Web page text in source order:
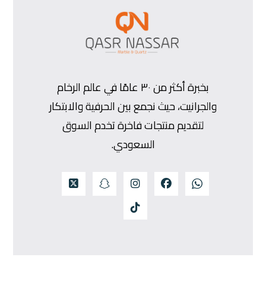
بخبرة أكثر من ٣٠ عامًا في عالم الرخام
والجرانيت، حيث نجمع بين الحرفية والابتكار
لتقديم منتجات فاخرة تخدم السوق
السعودي.